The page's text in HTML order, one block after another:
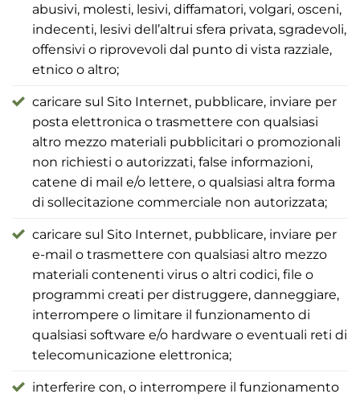
abusivi, molesti, lesivi, diffamatori, volgari, osceni,
indecenti, lesivi dell’altrui sfera privata, sgradevoli,
offensivi o riprovevoli dal punto di vista razziale,
etnico o altro;
caricare sul Sito Internet, pubblicare, inviare per
posta elettronica o trasmettere con qualsiasi
altro mezzo materiali pubblicitari o promozionali
non richiesti o autorizzati, false informazioni,
catene di mail e/o lettere, o qualsiasi altra forma
di sollecitazione commerciale non autorizzata;
caricare sul Sito Internet, pubblicare, inviare per
e-mail o trasmettere con qualsiasi altro mezzo
materiali contenenti virus o altri codici, file o
programmi creati per distruggere, danneggiare,
interrompere o limitare il funzionamento di
qualsiasi software e/o hardware o eventuali reti di
telecomunicazione elettronica;
interferire con, o interrompere il funzionamento